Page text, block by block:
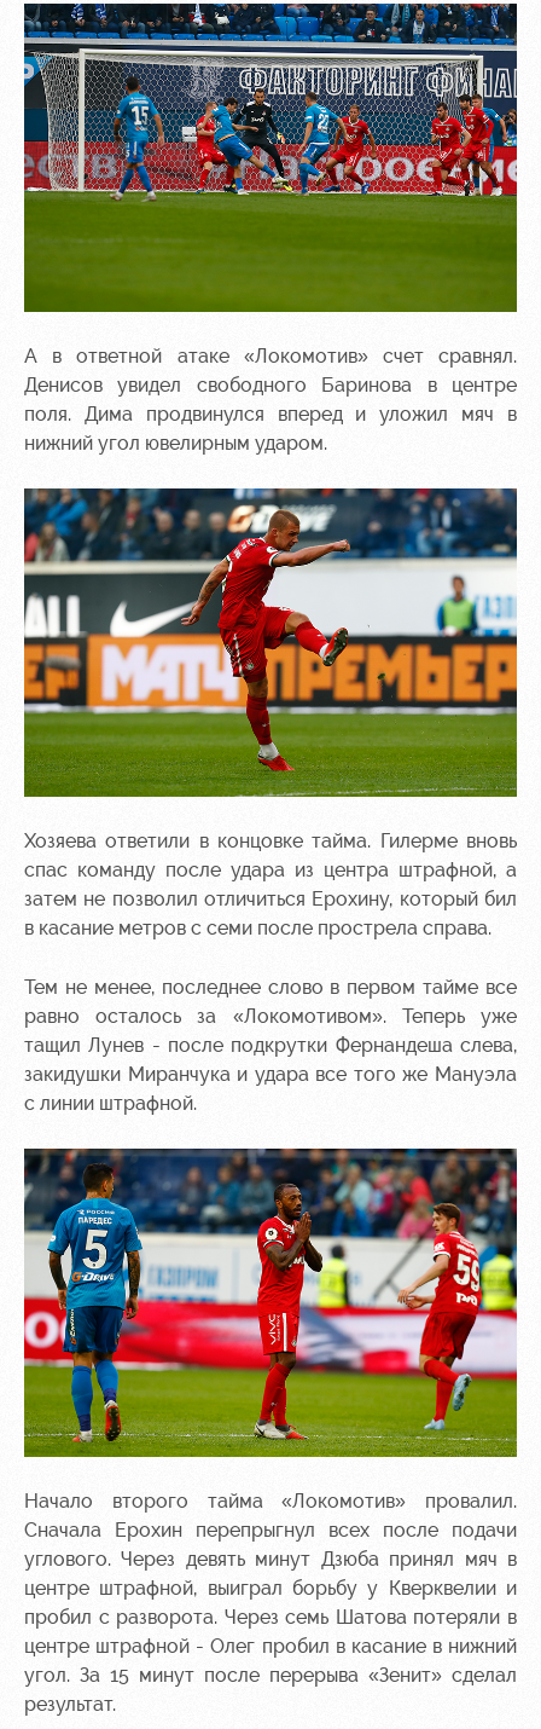
А в ответной атаке «Локомотив» счет сравнял.
Денисов увидел свободного Баринова в центре
поля. Дима продвинулся вперед и уложил мяч в
нижний угол ювелирным ударом.
Хозяева ответили в концовке тайма. Гилерме вновь
спас команду после удара из центра штрафной, а
затем не позволил отличиться Ерохину, который бил
в касание метров с семи после прострела справа.
Тем не менее, последнее слово в первом тайме все
равно осталось за «Локомотивом». Теперь уже
тащил Лунев - после подкрутки Фернандеша слева,
закидушки Миранчука и удара все того же Мануэла
с линии штрафной.
Начало второго тайма «Локомотив» провалил.
Сначала Ерохин перепрыгнул всех после подачи
углового. Через девять минут Дзюба принял мяч в
центре штрафной, выиграл борьбу у Кверквелии и
пробил с разворота. Через семь Шатова потеряли в
центре штрафной - Олег пробил в касание в нижний
угол. За 15 минут после перерыва «Зенит» сделал
результат.